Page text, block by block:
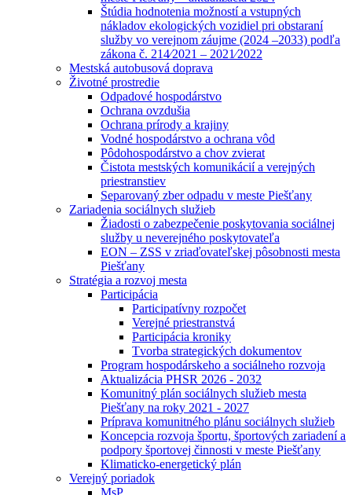
Štúdia hodnotenia možností a vstupných
nákladov ekologických vozidiel pri obstaraní
služby vo verejnom záujme (2024 –2033) podľa
zákona č. 214⁄2021 – 2021⁄2022
Mestská autobusová doprava
Životné prostredie
Odpadové hospodárstvo
Ochrana ovzdušia
Ochrana prírody a krajiny
Vodné hospodárstvo a ochrana vôd
Pôdohospodárstvo a chov zvierat
Čistota mestských komunikácií a verejných
priestranstiev
Separovaný zber odpadu v meste Piešťany
Zariadenia sociálnych služieb
Žiadosti o zabezpečenie poskytovania sociálnej
služby u neverejného poskytovateľa
EON – ZSS v zriaďovateľskej pôsobnosti mesta
Piešťany
Stratégia a rozvoj mesta
Participácia
Participatívny rozpočet
Verejné priestranstvá
Participácia kroniky
Tvorba strategických dokumentov
Program hospodárskeho a sociálneho rozvoja
Aktualizácia PHSR 2026 - 2032
Komunitný plán sociálnych služieb mesta
Piešťany na roky 2021 - 2027
Príprava komunitného plánu sociálnych služieb
Koncepcia rozvoja športu, športových zariadení a
podpory športovej činnosti v meste Piešťany
Klimaticko-energetický plán
Verejný poriadok
MsP